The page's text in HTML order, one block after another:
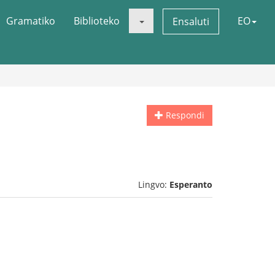
Gramatiko Biblioteko Ensaluti EO
Respondi
Lingvo: Esperanto